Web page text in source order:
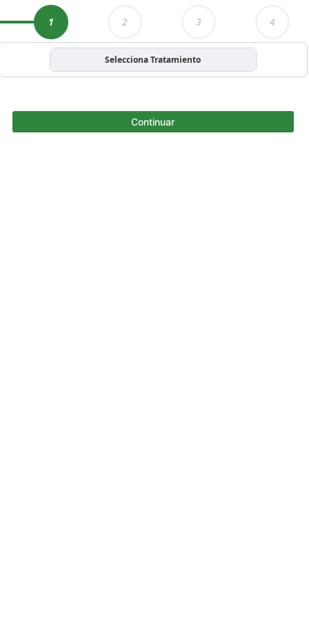
1 2 3 4
Selecciona Tratamiento
Continuar